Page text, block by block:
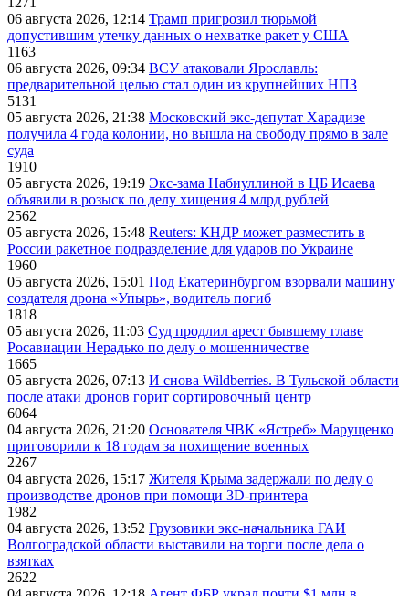
06 августа 2026, 12:14 Трамп пригрозил тюрьмой
допустившим утечку данных о нехватке ракет у США
1163
06 августа 2026, 09:34 ВСУ атаковали Ярославль:
предварительной целью стал один из крупнейших НПЗ
5131
05 августа 2026, 21:38 Московский экс-депутат Харадизе
получила 4 года колонии, но вышла на свободу прямо в зале
суда
1910
05 августа 2026, 19:19 Экс-зама Набиуллиной в ЦБ Исаева
объявили в розыск по делу хищения 4 млрд рублей
2562
05 августа 2026, 15:48 Reuters: КНДР может разместить в
России ракетное подразделение для ударов по Украине
1960
05 августа 2026, 15:01 Под Екатеринбургом взорвали машину
создателя дрона «Упырь», водитель погиб
1818
05 августа 2026, 11:03 Суд продлил арест бывшему главе
Росавиации Нерадько по делу о мошенничестве
1665
05 августа 2026, 07:13 И снова Wildberries. В Тульской области
после атаки дронов горит сортировочный центр
6064
04 августа 2026, 21:20 Основателя ЧВК «Ястреб» Марущенко
приговорили к 18 годам за похищение военных
2267
04 августа 2026, 15:17 Жителя Крыма задержали по делу о
производстве дронов при помощи 3D‑принтера
1982
04 августа 2026, 13:52 Грузовики экс-начальника ГАИ
Волгоградской области выставили на торги после дела о
взятках
2622